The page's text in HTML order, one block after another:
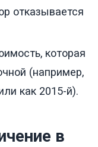
отказывается
которая
(например,
как 2015-й).
в